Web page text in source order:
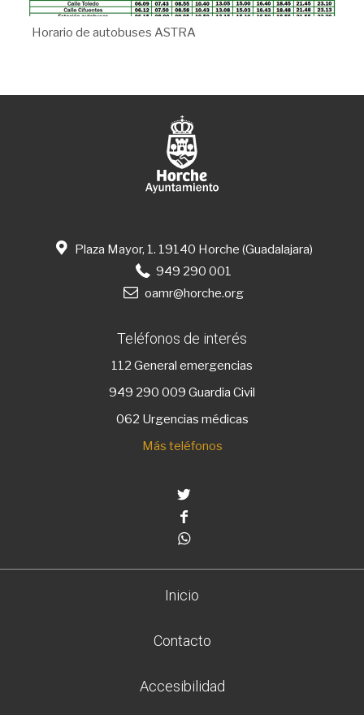
Horario de autobuses ASTRA
Plaza Mayor, 1. 19140 Horche (Guadalajara)
949 290 001
oamr@horche.org
Teléfonos de interés
112 General emergencias
949 290 009 Guardia Civil
062 Urgencias médicas
Más teléfonos
Inicio
Contacto
Accesibilidad